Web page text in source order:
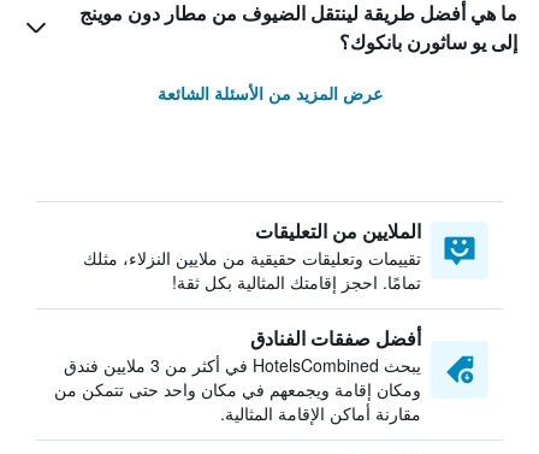
ما هي أفضل طريقة لينتقل الضيوف من مطار دون موينج
إلى يو ساثورن بانكوك؟
عرض المزيد من الأسئلة الشائعة
الملايين من التعليقات
تقييمات وتعليقات حقيقية من ملايين النزلاء، مثلك
تمامًا. احجز إقامتك المثالية بكل ثقة!
أفضل صفقات الفنادق
يبحث HotelsCombined في أكثر من 3 ملايين فندق
ومكان إقامة ويجمعهم في مكان واحد حتى تتمكن من
مقارنة أماكن الإقامة المثالية.